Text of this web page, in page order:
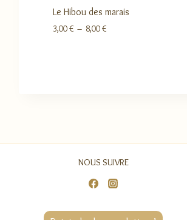
Le Hibou des marais
3,00€ – 8,00€Plage
NOUS SUIVRE